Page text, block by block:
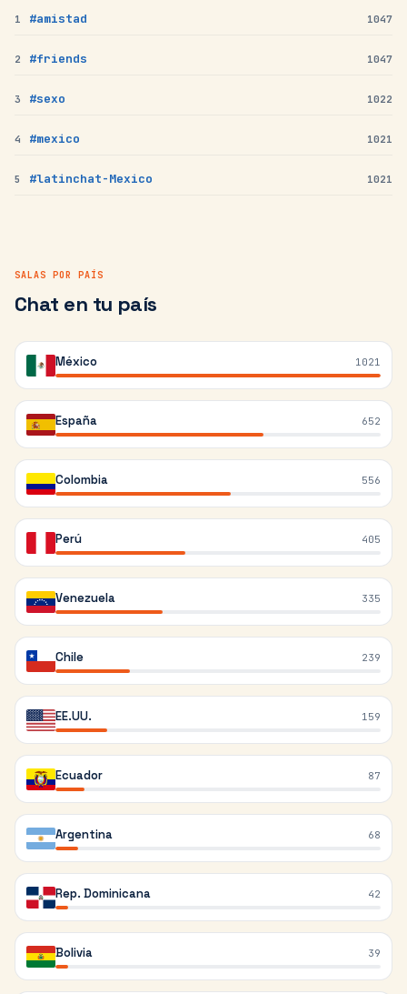
1 #amistad 1047
2 #friends 1047
3 #sexo 1022
4 #mexico 1021
5 #latinchat-Mexico 1021
SALAS POR PAÍS
Chat en tu país
México 1021
España 652
Colombia 556
Perú 405
Venezuela 335
Chile 239
EE.UU. 159
Ecuador 87
Argentina 68
Rep. Dominicana 42
Bolivia 39